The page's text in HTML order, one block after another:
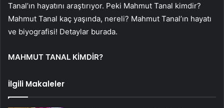
Tanal’ın hayatını araştırıyor. Peki Mahmut Tanal kimdir?
Mahmut Tanal kaç yaşında, nereli? Mahmut Tanal’ın hayatı
ve biyografisi! Detaylar burada.
MAHMUT TANAL KİMDİR?
İlgili Makaleler